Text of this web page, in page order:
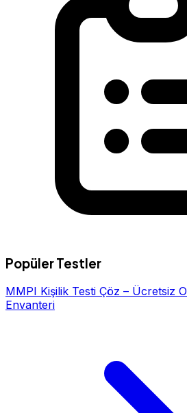
Popüler Testler
MMPI Kişilik Testi Çöz – Ücretsiz
Envanteri